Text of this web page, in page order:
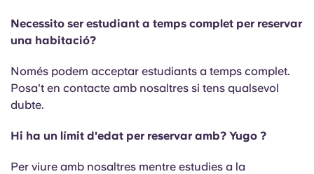
Necessito ser estudiant a temps complet per reservar
una habitació?
Només podem acceptar estudiants a temps complet.
Posa't en contacte amb nosaltres si tens qualsevol
dubte.
Hi ha un límit d'edat per reservar amb? Yugo ?
Per viure amb nosaltres mentre estudies a la